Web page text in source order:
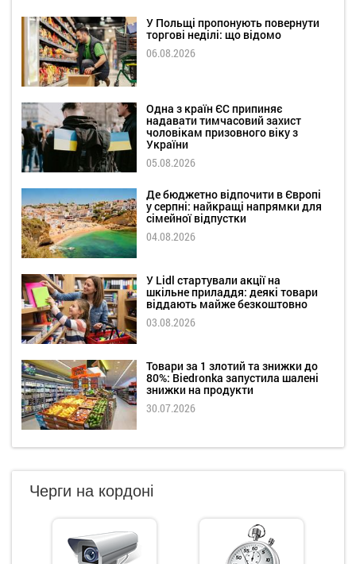
У Польщі пропонують повернути
торгові неділі: що відомо
06.08.2026
Одна з країн ЄС припиняє
надавати тимчасовий захист
чоловікам призовного віку з
України
05.08.2026
Де бюджетно відпочити в Європі
у серпні: найкращі напрямки для
сімейної відпустки
04.08.2026
У Lidl стартували акції на
шкільне приладдя: деякі товари
віддають майже безкоштовно
03.08.2026
Товари за 1 злотий та знижки до
80%: Biedronka запустила шалені
знижки на продукти
30.07.2026
Черги на кордоні